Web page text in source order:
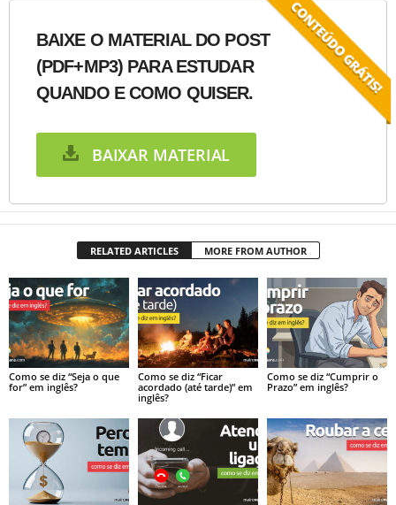
BAIXE O MATERIAL DO POST
(PDF+MP3) PARA ESTUDAR
QUANDO E COMO QUISER.
BAIXAR MATERIAL
RELATED ARTICLES MORE FROM AUTHOR
Como se diz “Seja o que
for” em inglês?
Como se diz “Ficar
acordado (até tarde)” em
inglês?
Como se diz “Cumprir o
Prazo” em inglês?